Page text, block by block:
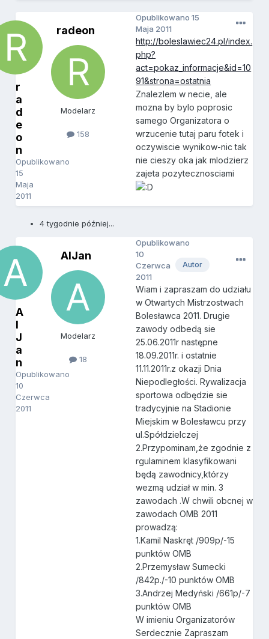
r
a
d
e
o
n
Opublikowano
15
Maja
2011
radeon
Modelarz
158
Opublikowano15
Maja 2011
http://boleslawiec24.pl/index.
php?
act=pokaz_informacje&id=10
91&strona=ostatnia
Znalezlem w necie, ale
mozna by bylo poprosic
samego Organizatora o
wrzucenie tutaj paru fotek i
oczywiscie wynikow-nic tak
nie cieszy oka jak mlodzierz
zajeta pozytecznosciami
4 tygodnie później...
A
l
J
a
n
Opublikowano
10
Czerwca
2011
AlJan
Modelarz
18
Autor
Opublikowano
10
Czerwca
2011
Wiam i zapraszam do udziału
w Otwartych Mistrzostwach
Bolesławca 2011. Drugie
zawody odbedą sie
25.06.2011r następne
18.09.2011r. i ostatnie
11.11.2011r.z okazji Dnia
Niepodległości. Rywalizacja
sportowa odbędzie sie
tradycyjnie na Stadionie
Miejskim w Bolesławcu przy
ul.Spółdzielczej
2.Przypominam,że zgodnie z
rgulaminem klasyfikowani
będą zawodnicy,którzy
wezmą udział w min. 3
zawodach .W chwili obcnej w
zawodach OMB 2011
prowadzą:
1.Kamil Naskręt /909p/-15
punktów OMB
2.Przemysław Sumecki
/842p./-10 punktów OMB
3.Andrzej Medyński /661p/-7
punktów OMB
W imieniu Organizatorów
Serdecznie Zapraszam